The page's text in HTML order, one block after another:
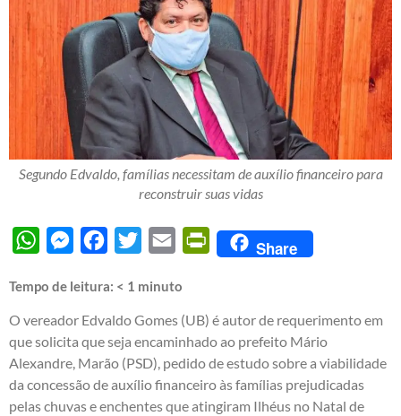
Segundo Edvaldo, famílias necessitam de auxílio financeiro para
reconstruir suas vidas
WhatsAppMessengerFacebook
Twitter Email PrintFriendly
Share
Tempo de leitura: < 1 minuto
O vereador Edvaldo Gomes (UB) é autor de requerimento em
que solicita que seja encaminhado ao prefeito Mário
Alexandre, Marão (PSD), pedido de estudo sobre a viabilidade
da concessão de auxílio financeiro às famílias prejudicadas
pelas chuvas e enchentes que atingiram Ilhéus no Natal de